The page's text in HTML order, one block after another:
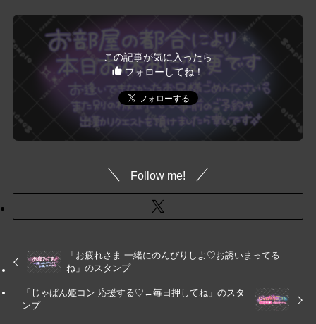
この記事が気に入ったら
フォローしてね！
Follow me!
「お疲れさま 一緒にのんびりしよ♡お誘いまってる
ね」のスタンプ
「じゃぱん姫コン 応援する♡←毎日押してね」のスタ
ンプ